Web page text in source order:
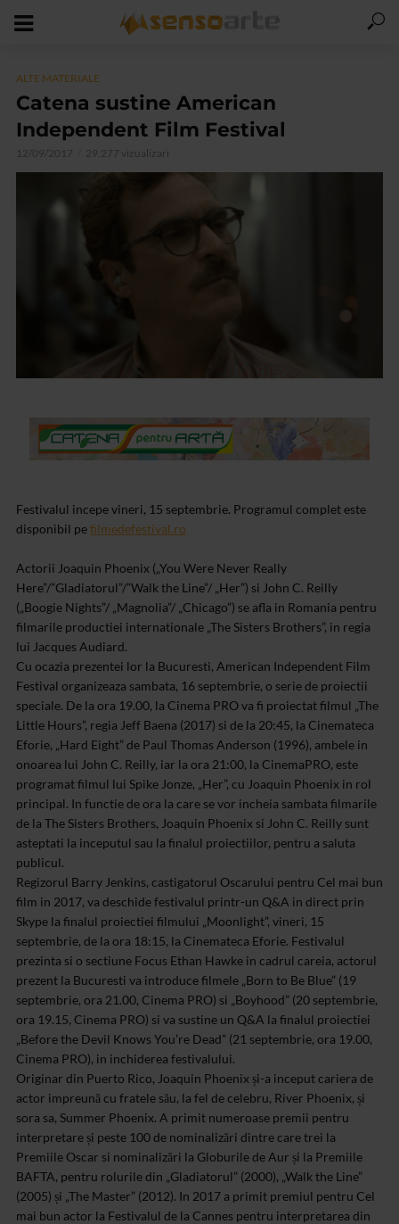
ALTE MATERIALE
Catena sustine American
Independent Film Festival
12/09/2017 29.277 vizualizari
Festivalul incepe vineri, 15 septembrie. Programul complet este
disponibil pefilmedefestival.ro
Actorii Joaquin Phoenix („You Were Never Really
Here”/”Gladiatorul”/”Walk the Line”/ „Her”) si John C. Reilly
(„Boogie Nights”/ „Magnolia”/ „Chicago”) se afla in Romania pentru
filmarile productiei internationale „The Sisters Brothers”, in regia
lui Jacques Audiard.
Cu ocazia prezentei lor la Bucuresti, American Independent Film
Festival organizeaza sambata, 16 septembrie, o serie de proiectii
speciale. De la ora 19.00, la Cinema PRO va fi proiectat filmul „The
Little Hours”, regia Jeff Baena (2017) si de la 20:45, la Cinemateca
Eforie, „Hard Eight” de Paul Thomas Anderson (1996), ambele in
onoarea lui John C. Reilly, iar la ora 21:00, la CinemaPRO, este
programat filmul lui Spike Jonze, „Her”, cu Joaquin Phoenix in rol
principal. In functie de ora la care se vor incheia sambata filmarile
de la The Sisters Brothers, Joaquin Phoenix si John C. Reilly sunt
asteptati la inceputul sau la finalul proiectiilor, pentru a saluta
publicul.
Regizorul Barry Jenkins, castigatorul Oscarului pentru Cel mai bun
film in 2017, va deschide festivalul printr-un Q&A in direct prin
Skype la finalul proiectiei filmului „Moonlight”, vineri, 15
septembrie, de la ora 18:15, la Cinemateca Eforie. Festivalul
prezinta si o sectiune Focus Ethan Hawke in cadrul careia, actorul
prezent la Bucuresti va introduce filmele „Born to Be Blue” (19
septembrie, ora 21.00, Cinema PRO) si „Boyhood” (20 septembrie,
ora 19.15, Cinema PRO) si va sustine un Q&A la finalul proiectiei
„Before the Devil Knows You’re Dead” (21 septembrie, ora 19.00,
Cinema PRO), in inchiderea festivalului.
Originar din Puerto Rico, Joaquin Phoenix și-a inceput cariera de
actor impreună cu fratele său, la fel de celebru, River Phoenix, și
sora sa, Summer Phoenix. A primit numeroase premii pentru
interpretare și peste 100 de nominalizări dintre care trei la
Premiile Oscar si nominalizări la Globurile de Aur și la Premiile
BAFTA, pentru rolurile din „Gladiatorul” (2000), „Walk the Line”
(2005) și „The Master” (2012). In 2017 a primit premiul pentru Cel
mai bun actor la Festivalul de la Cannes pentru interpretarea din